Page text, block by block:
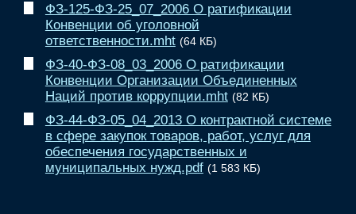
ФЗ-125-ФЗ-25_07_2006 О ратификации
Конвенции об уголовной
ответственности.mht (64 КБ)
ФЗ-40-ФЗ-08_03_2006 О ратификации
Конвенции Организации Объединенных
Наций против коррупции.mht (82 КБ)
ФЗ-44-ФЗ-05_04_2013 О контрактной системе
в сфере закупок товаров, работ, услуг для
обеспечения государственных и
муниципальных нужд.pdf (1 583 КБ)